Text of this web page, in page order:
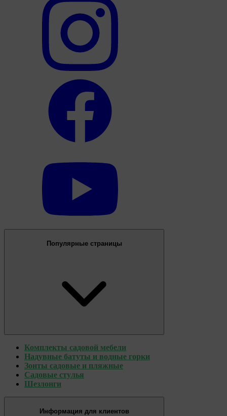
Популярные страницы
Комплекты садовой мебели
Надувные батуты и водные горки
Зонты садовые и пляжные
Садовые стулья
Шезлонги
Информация для клиентов